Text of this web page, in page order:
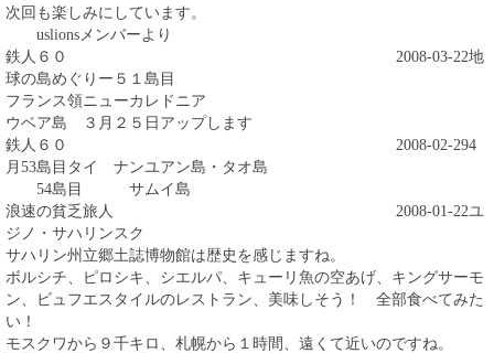
次回も楽しみにしています。
uslionsメンバーより
鉄人６０
2008-03-22地
球の島めぐりー５１島目
フランス領ニューカレドニア
ウベア島 ３月２５日アップします
鉄人６０
2008-02-294
月53島目タイ ナンユアン島・タオ島
54島目 サムイ島
浪速の貧乏旅人
2008-01-22ユ
ジノ・サハリンスク
サハリン州立郷土誌博物館は歴史を感じますね。
ボルシチ、ピロシキ、シエルパ、キューリ魚の空あげ、キングサーモ
ン、ビュフエスタイルのレストラン、美味しそう！ 全部食べてみた
い！
モスクワから９千キロ、札幌から１時間、遠くて近いのですね。